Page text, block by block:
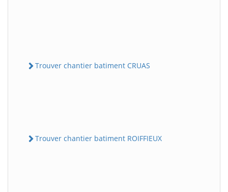
Trouver chantier batiment CRUAS
Trouver chantier batiment ROIFFIEUX